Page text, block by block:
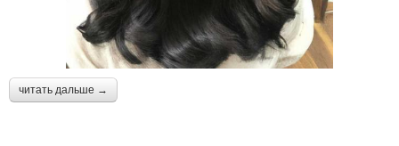
читать дальше →